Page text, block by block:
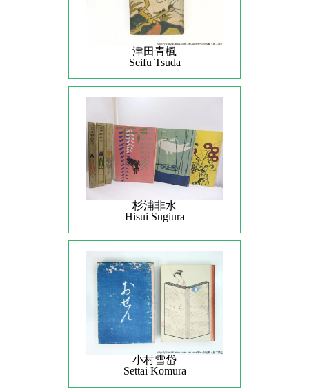
津田青楓
Seifu Tsuda
杉浦非水
Hisui Sugiura
小村雪岱
Settai Komura